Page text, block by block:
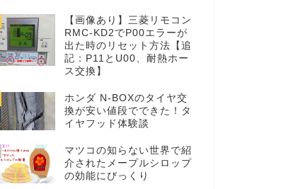
【画像あり】三菱リモコン
RMC-KD2でP00エラーが
出た時のリセット方法【追
記：P11とU00、耐熱ホー
ス交換】
ホンダ N-BOXのタイヤ交
換が安い値段でできた！タ
イヤフッド体験談
マツコの知らない世界で紹
介されたメープルシロップ
の効能にびっくり